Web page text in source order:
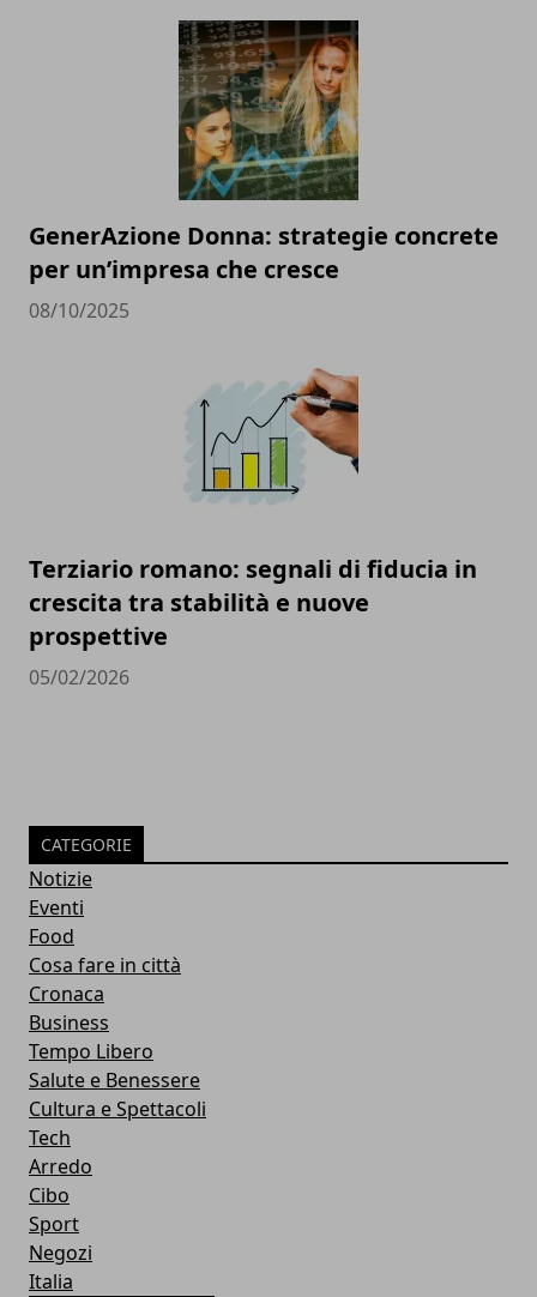
GenerAzione Donna: strategie concrete
per un’impresa che cresce
08/10/2025
Terziario romano: segnali di fiducia in
crescita tra stabilità e nuove
prospettive
05/02/2026
CATEGORIE
Notizie
Eventi
Food
Cosa fare in città
Cronaca
Business
Tempo Libero
Salute e Benessere
Cultura e Spettacoli
Tech
Arredo
Cibo
Sport
Negozi
Italia